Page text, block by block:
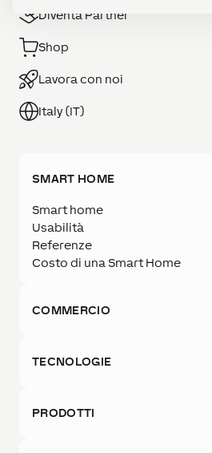
Diventa Partner
Shop
Lavora con noi
Italy (IT)
SMART HOME
Smart home
Usabilità
Referenze
Costo di una Smart Home
COMMERCIO
TECNOLOGIE
PRODOTTI